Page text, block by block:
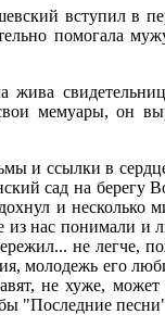
вступил в
помогала
мемуары, он
и ссылки в
сад на берегу
и несколько
из нас понимали и
не легче,
молодежь его
не хуже,
"Последние